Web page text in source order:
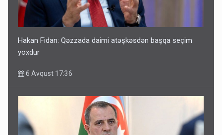
Hakan Fidan: Qəzzada daimi atəşkəsdən başqa seçim
yoxdur
6 Avqust 17:36